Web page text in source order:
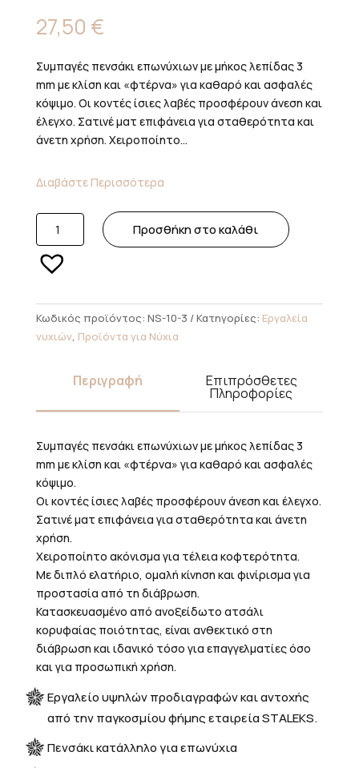
27,50 €
Συμπαγές πενσάκι επωνύχιων με μήκος λεπίδας 3
mm με κλίση και «φτέρνα» για καθαρό και ασφαλές
κόψιμο. Οι κοντές ίσιες λαβές προσφέρουν άνεση και
έλεγχο. Σατινέ ματ επιφάνεια για σταθερότητα και
άνετη χρήση. Χειροποίητο...
Διαβάστε Περισσότερα
Πενσάκι
Επωνύχιων
SMART
3
mm
Προσθήκη στο καλάθι
Κωδικός προϊόντος: NS-10-3 Κατηγορίες: Εργαλεία
νυχιών, Προϊόντα για Νύχια
Περιγραφή Επιπρόσθετες
Πληροφορίες
Συμπαγές πενσάκι επωνύχιων με μήκος λεπίδας 3
mm με κλίση και «φτέρνα» για καθαρό και ασφαλές
κόψιμο.
Οι κοντές ίσιες λαβές προσφέρουν άνεση και έλεγχο.
Σατινέ ματ επιφάνεια για σταθερότητα και άνετη
χρήση.
Χειροποίητο ακόνισμα για τέλεια κοφτερότητα.
Με διπλό ελατήριο, ομαλή κίνηση και φινίρισμα για
προστασία από τη διάβρωση.
Κατασκευασμένο από ανοξείδωτο ατσάλι
κορυφαίας ποιότητας, είναι ανθεκτικό στη
διάβρωση και ιδανικό τόσο για επαγγελματίες όσο
και για προσωπική χρήση.
Εργαλείο υψηλών προδιαγραφών και αντοχής
από την παγκοσμίου φήμης εταιρεία STALEKS.
Πενσάκι κατάλληλο για επωνύχια